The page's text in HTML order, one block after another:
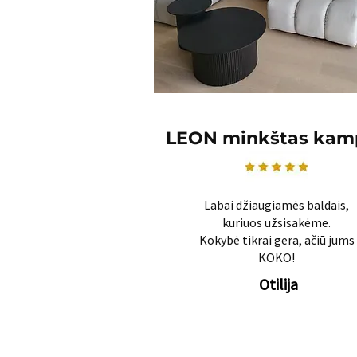
LEON minkštas
Labai džiaugiamės baldais,
kuriuos užsisakėme.
Kokybė tikrai gera, ačiū jums
KOKO!
Otilija